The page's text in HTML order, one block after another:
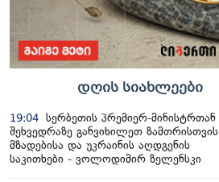
დღის სიახლეები
19:04 სერბეთის პრემიერ-მინისტრთან
შეხვედრაზე განვიხილეთ ზამთრისთვის
მზადებისა და უკრაინის აღდგენის
საკითხები - ვოლოდიმირ ზელენსკი